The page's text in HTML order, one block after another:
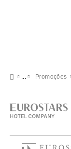
Promoções